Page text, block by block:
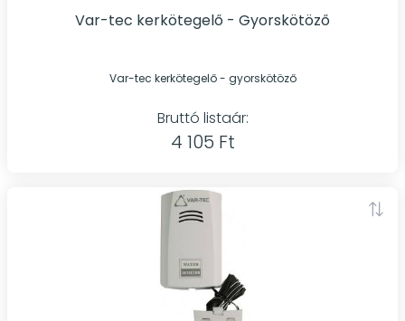
Var-tec kerkötegelő - Gyorskötöző
Var-tec kerkötegelő - gyorskötöző
Bruttó listaár:
4 105 Ft